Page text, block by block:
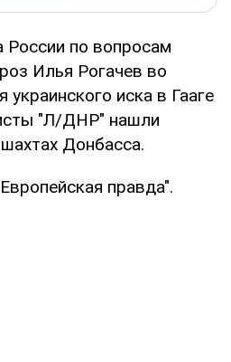
России по вопросам
Илья Рогачев во
иска в Гааге
"Л/ДНР" нашли
Донбасса.
правда".